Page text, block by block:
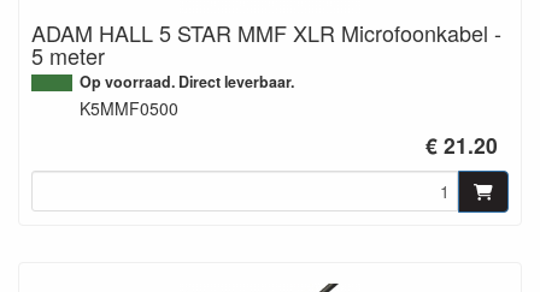
ADAM HALL 5 STAR MMF XLR Microfoonkabel -
5 meter
Op voorraad. Direct leverbaar.
K5MMF0500
€ 21.20